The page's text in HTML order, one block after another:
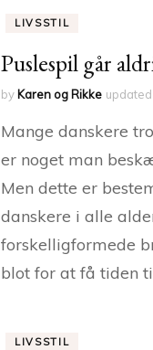
LIVSSTIL
Puslespil går
by Karen og Rikke
Mange danskere
er noget man
Men dette er
danskere i alle
forskelligformede
blot for at få tiden
LIVSSTIL